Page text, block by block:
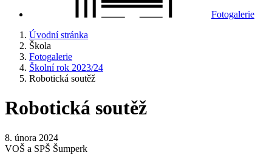
Fotogalerie
Úvodní stránka
Škola
Fotogalerie
Školní rok 2023/24
Robotická soutěž
Robotická soutěž
8. února 2024
VOŠ a SPŠ Šumperk